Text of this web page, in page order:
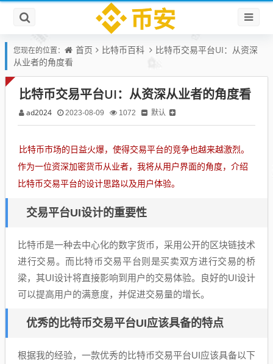
您现在的位置： 首页 比特币百科
比特币交易平台UI：从资深
从业者的角度看
比特币交易平台UI：从资深从业者的角度看
ad2024 2023-08-09 1072 默认
比特币市场的日益火爆，使得交易平台的竞争也越来越激烈。
作为一位资深加密货币从业者，我将从用户界面的角度，介绍
比特币交易平台的设计思路以及用户体验。
交易平台UI设计的重要性
比特币是一种去中心化的数字货币，采用公开的区块链技术
进行交易。而比特币交易平台则是买卖双方进行交易的桥
梁，其UI设计将直接影响到用户的交易体验。良好的UI设计
可以提高用户的满意度，并促进交易量的增长。
优秀的比特币交易平台UI应该具备的特点
根据我的经验，一款优秀的比特币交易平台UI应该具备以下